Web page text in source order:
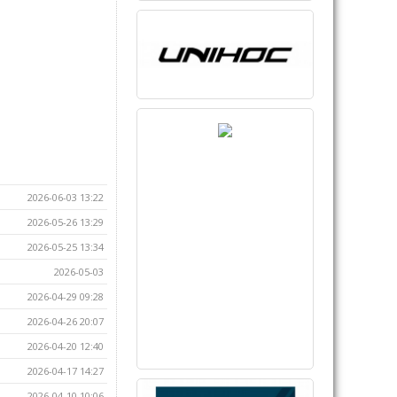
2026-06-03 13:22
2026-05-26 13:29
2026-05-25 13:34
2026-05-03
2026-04-29 09:28
2026-04-26 20:07
2026-04-20 12:40
2026-04-17 14:27